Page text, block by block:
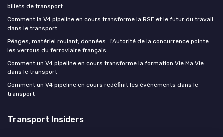
billets de transport
Comment la V4 pipeline en cours transforme la RSE et le futur du travail
dans le transport
Péages, matériel roulant, données : l'Autorité de la concurrence pointe
les verrous du ferroviaire français
Comment un V4 pipeline en cours transforme la formation Vie Ma Vie
dans le transport
Comment un V4 pipeline en cours redéfinit les évènements dans le
transport
Transport Insiders